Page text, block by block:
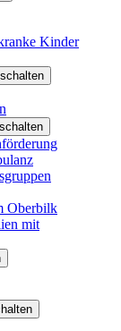
Kinder
Oberbilk
mit